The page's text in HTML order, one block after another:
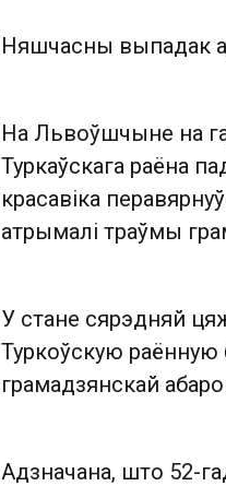
Няшчасны выпадак
На Львоўшчыне на
Туркаўскага раёна
красавіка
атрымалі траўмы
У стане сярэдняй
Туркоўскую раённую
грамадзянскай
Адзначана, што 52-